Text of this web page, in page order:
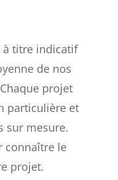
à titre indicatif
de nos
projet
particulière et
sur mesure.
connaître le
projet.